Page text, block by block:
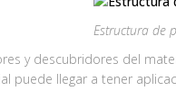
Estructura de
y descubridores del
puede llegar a tener